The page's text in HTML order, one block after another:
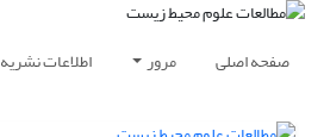
صفحه اصلی مرور اطلاعات نشریه